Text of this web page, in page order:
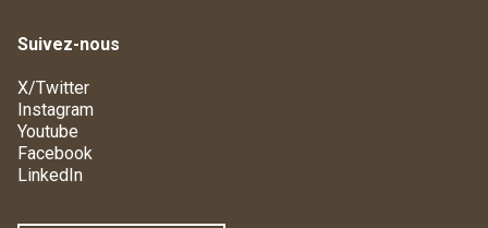
Suivez-nous
X/Twitter
Instagram
Youtube
Facebook
LinkedIn